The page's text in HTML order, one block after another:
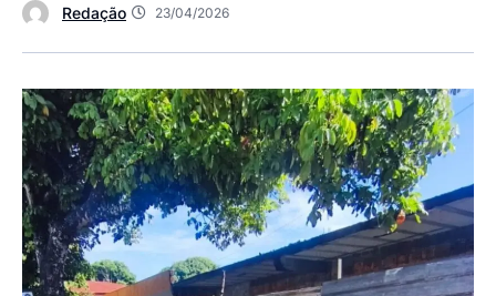
Redação 23/04/2026